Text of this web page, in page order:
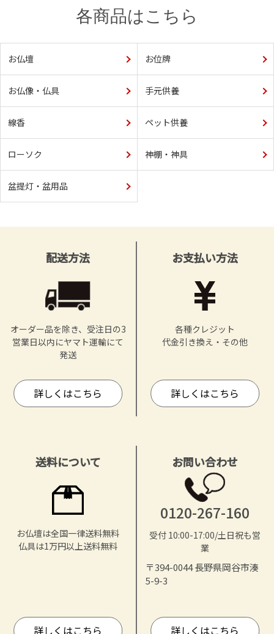
各商品はこちら
お仏壇 お位牌
お仏像・仏具 手元供養
線香 ペット供養
ローソク 神棚・神具
盆提灯・盆用品
配送方法
オーダー品を除き、受注日の3
営業日以内にヤマト運輸にて
発送
詳しくはこちら
お支払い方法
各種クレジット
代金引き換え・その他
詳しくはこちら
送料について
お仏壇は全国一律送料無料
仏具は1万円以上送料無料
詳しくはこちら
お問い合わせ
0120-267-160
受付 10:00-17:00/土日祝も営
業
〒394-0044 長野県岡谷市湊
5-9-3
詳しくはこちら